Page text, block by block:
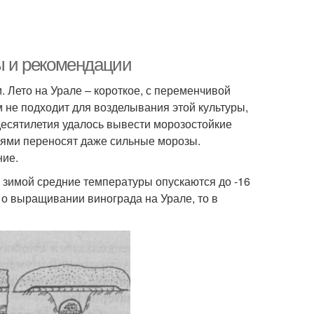
и рекомендации
на Урале – короткое, с переменчивой
подходит для возделывания этой культуры,
удалось вывести морозостойкие
переносят даже сильные морозы.
средние температуры опускаются до -16
выращивании винограда на Урале, то в